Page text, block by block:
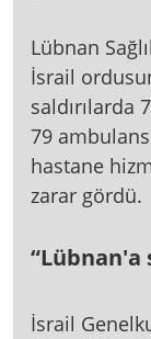
Lübnan
İsrail
saldırılarda
79
hastane
zarar gördü.
“Lübnan'a
İsrail